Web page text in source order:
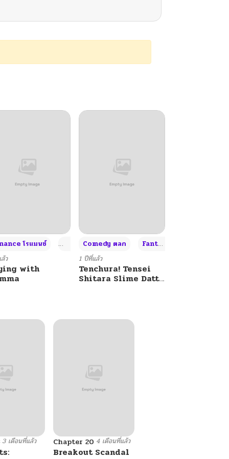
+4
โรแมนซ์ Adult ผู้ใหญ่ +4
ว
with
Comedy ตลก Fantasy แฟนตาซี
1 ปีที่แล้ว
Tenchura! Tensei
Shitara Slime Datta
3 เดือนที่แล้ว Chapter 20 4 เดือนที่แล้ว
Breakout Scandal